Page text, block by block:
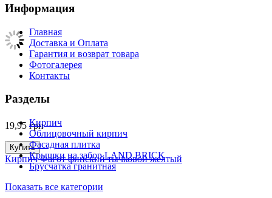
19,95 грн
Купить
Кирпич Фагот финский тычковой желтый
Информация
Главная
Доставка и Оплата
Гарантия и возврат товара
Фотогалерея
Контакты
Разделы
Кирпич
Облицовочный кирпич
Фасадная плитка
Крышки на забор LAND BRICK
Брусчатка гранитная
Показать все категории